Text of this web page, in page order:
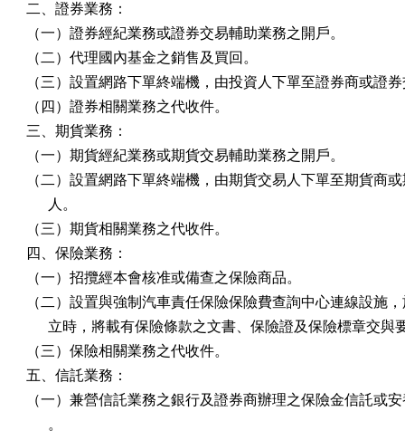
二、證券業務：
（一）證券經紀業務或證券交易輔助業務之開戶。
（二）代理國內基金之銷售及買回。
（三）設置網路下單終端機，由投資人下單至證券商或證
（四）證券相關業務之代收件。
三、期貨業務：
（一）期貨經紀業務或期貨交易輔助業務之開戶。
（二）設置網路下單終端機，由期貨交易人下單至期貨商
      人。
（三）期貨相關業務之代收件。
四、保險業務：
（一）招攬經本會核准或備查之保險商品。
（二）設置與強制汽車責任保險保險費查詢中心連線設施
立時，將載有保險條款之文書、保險證及保險標章交與
（三）保險相關業務之代收件。
五、信託業務：
（一）兼營信託業務之銀行及證券商辦理之保險金信託或
      。